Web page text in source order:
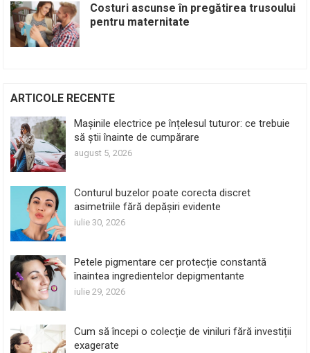
Costuri ascunse în pregătirea trusoului
pentru maternitate
ARTICOLE RECENTE
Mașinile electrice pe înțelesul tuturor: ce trebuie
să știi înainte de cumpărare
august 5, 2026
Conturul buzelor poate corecta discret
asimetriile fără depășiri evidente
iulie 30, 2026
Petele pigmentare cer protecție constantă
înaintea ingredientelor depigmentante
iulie 29, 2026
Cum să începi o colecție de viniluri fără investiții
exagerate